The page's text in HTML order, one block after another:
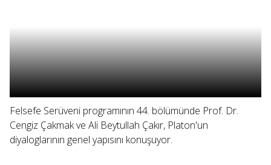
Felsefe Serüveni programının 44. bölümünde Prof. Dr.
Cengiz Çakmak ve Ali Beytullah Çakır, Platon'un
diyaloglarının genel yapısını konuşuyor.